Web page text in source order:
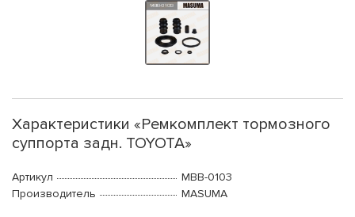
Характеристики «Ремкомплект тормозного
суппорта задн. TOYOTA»
Артикул
MBB-0103
Производитель
MASUMA